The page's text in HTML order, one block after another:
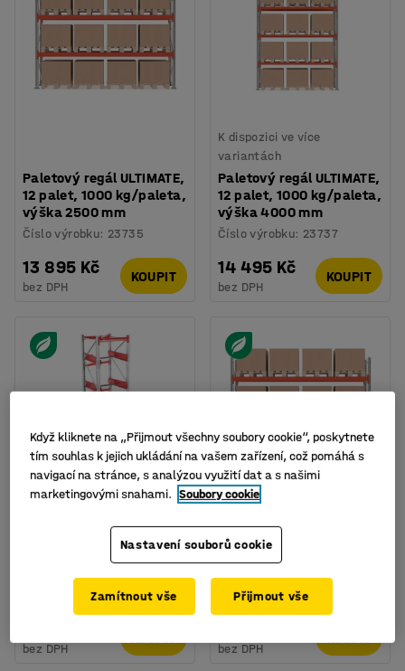
Paletový regál ULTIMATE,
12 palet, 1000 kg/paleta,
výška 2500 mm
Číslo výrobku: 23735
13 895 Kč
bez DPH
KOUPIT
K dispozici ve více
variantách
Paletový regál ULTIMATE,
12 palet, 1000 kg/paleta,
výška 4000 mm
Číslo výrobku: 23737
14 495 Kč
bez DPH
KOUPIT
K dispozici ve více
Regál na kabelové cívky
4000x950x1100 mm
Číslo výrobku:23725
bez DPH
K dispozici ve více
Paletový regál ULTIMATE,
12 palet, 500 kg/paleta,
výška 2500 mm
Číslo výrobku:23705
bez DPH
Když kliknete na „Přijmout všechny soubory cookie“, poskytnete
tím souhlas k jejich ukládání na vašem zařízení, což pomáhá s
navigací na stránce, s analýzou využití dat a s našimi
marketingovými snahami. Soubory cookie
Nastavení souborů cookie
Zamítnout vše Přijmout vše